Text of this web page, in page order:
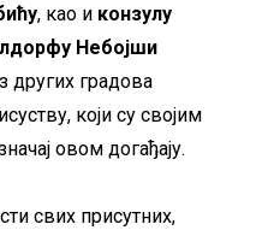
, као и конзулу
Небојши
других градова
који су својим
овом догађају.
свих присутних,